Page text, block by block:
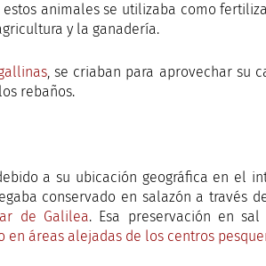
estos animales se utilizaba como
y la ganadería.
, se criaban para aprovechar su
rebaños.
a su ubicación geográfica en el
conservado en salazón a través
de Galilea. Esa preservación en
en áreas alejadas de los centros